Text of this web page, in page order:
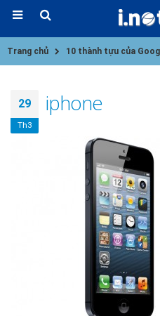
Trang chủ 10 thành tựu của
29
Th3
iphone